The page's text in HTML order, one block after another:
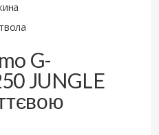
G-
JUNGLE